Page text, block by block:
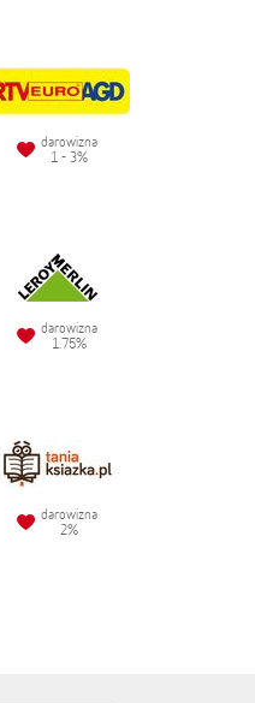
darowizna
1 - 3%
darowizna
1.75%
darowizna
2%